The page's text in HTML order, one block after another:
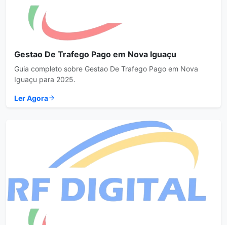
Gestao De Trafego Pago em Nova Iguaçu
Guia completo sobre Gestao De Trafego Pago em Nova
Iguaçu para 2025.
Ler Agora